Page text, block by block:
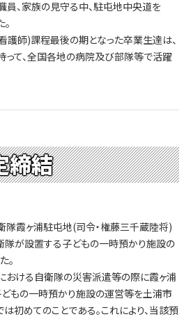
員、家族の見守る中、駐屯地中央道を
護師)課程最後の期となった卒業生達は、
って、全国各地の病院及び部隊等で活躍
締結
霞ヶ浦駐屯地(司令・権藤三千蔵陸将)
隊が設置する子どもの一時預かり施設の
。
おける自衛隊の災害派遣等の際に霞ヶ浦
もの一時預かり施設の運営等を土浦市
初めてのことである。これにより、当該預